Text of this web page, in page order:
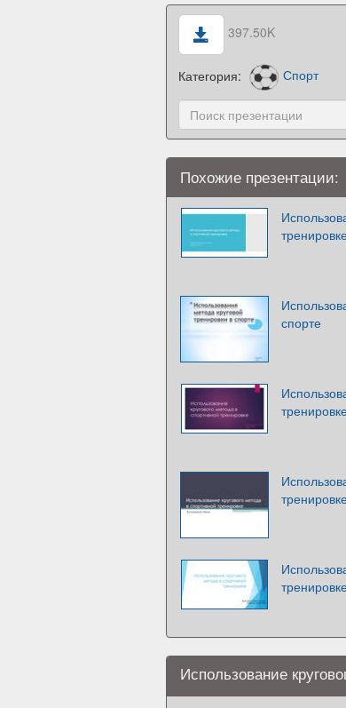
397.50K
Категория: Спорт
Похожие презентации:
спорте
Использование